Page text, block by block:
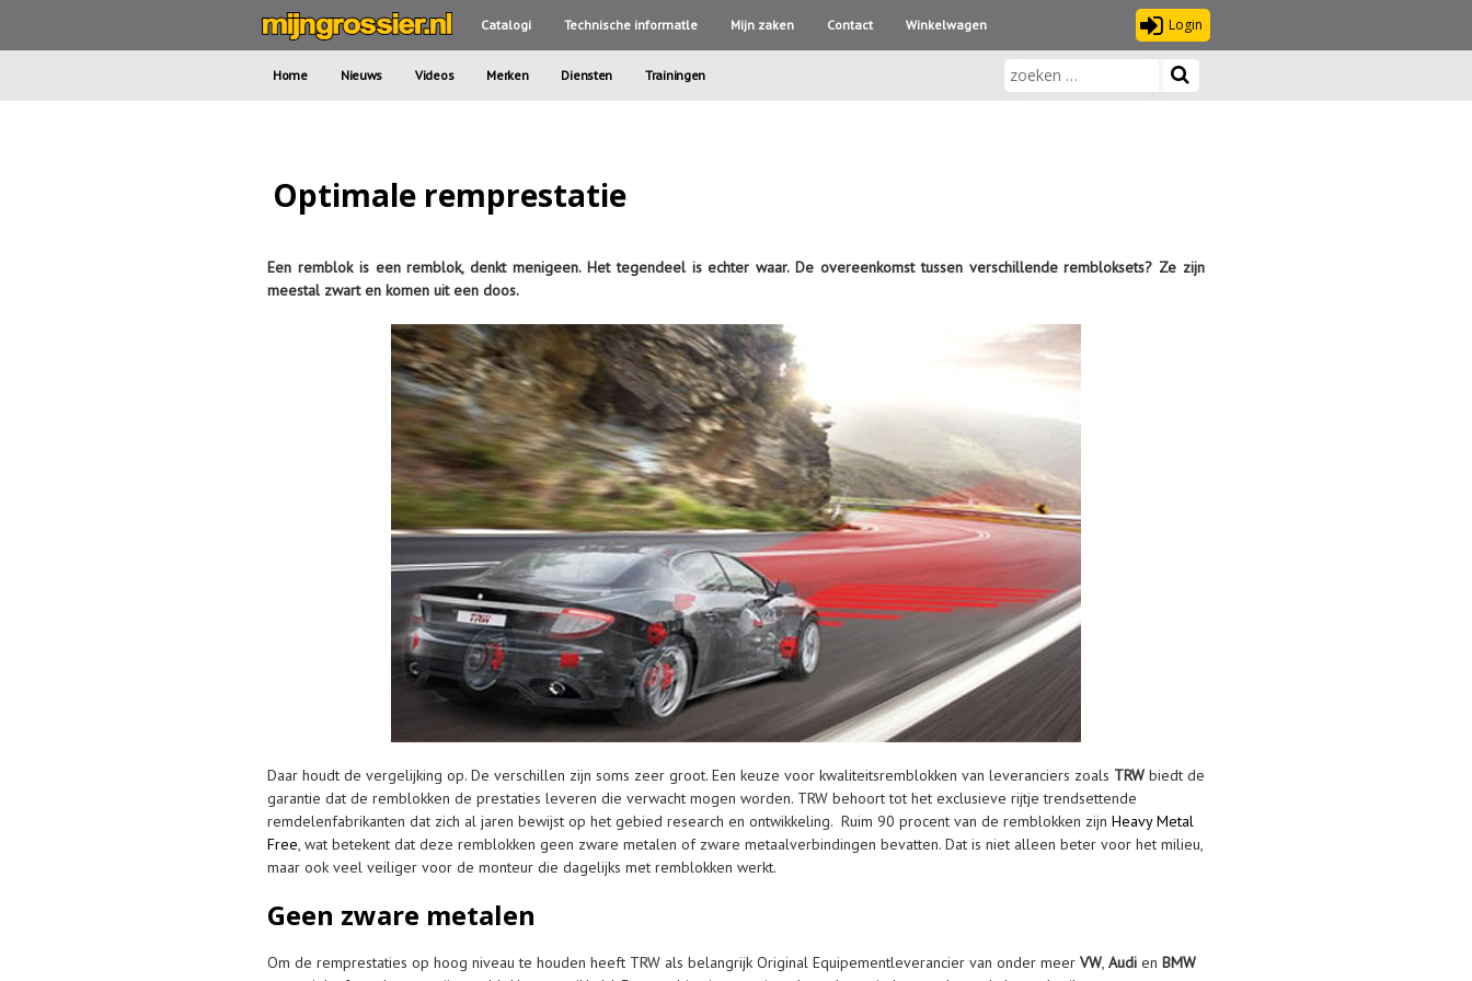
Catalogi Technische informatle Mijn zaken Contact Winkelwagen Login
Home Nieuws Videos Merken Diensten Trainingen
Optimale remprestatie
Een remblok is een remblok, denkt menigeen. Het tegendeel is echter waar. De overeenkomst tussen verschillende rembloksets? Ze zijn
meestal zwart en komen uit een doos.
Daar houdt de vergelijking op. De verschillen zijn soms zeer groot. Een keuze voor kwaliteitsremblokken van leveranciers zoals TRW biedt de
garantie dat de remblokken de prestaties leveren die verwacht mogen worden. TRW behoort tot het exclusieve rijtje trendsettende
remdelenfabrikanten dat zich al jaren bewijst op het gebied research en ontwikkeling. Ruim 90 procent van de remblokken zijn Heavy Metal
Free, wat betekent dat deze remblokken geen zware metalen of zware metaalverbindingen bevatten. Dat is niet alleen beter voor het milieu,
maar ook veel veiliger voor de monteur die dagelijks met remblokken werkt.
Geen zware metalen
Om de remprestaties op hoog niveau te houden heeft TRW als belangrijk Original Equipementleverancier van onder meer VW, Audi en BMW